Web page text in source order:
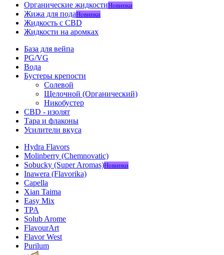
Органические жидкостиНовинки
Жижа для подаНовинки
Жидкость с CBD
Жидкости на аромках
База для вейпа
PG/VG
Вода
Бустеры крепости
Солевой
Щелочной (Органический)
Никобустер
CBD - изолят
Тара и флаконы
Усилители вкуса
Hydra Flavors
Molinberry (Chemnovatic)
Sobucky (Super Aromas)Новинки
Inawera (Flavorika)
Capella
Xian Taima
Easy Mix
TPA
Solub Arome
FlavourArt
Flavor West
Purilum